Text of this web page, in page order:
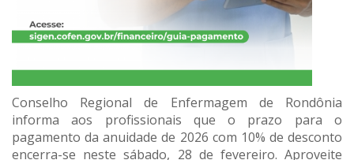
Conselho Regional de Enfermagem de Rondônia
informa aos profissionais que o prazo para o
pagamento da anuidade de 2026 com 10% de desconto
encerra-se neste sábado, 28 de fevereiro. Aproveite